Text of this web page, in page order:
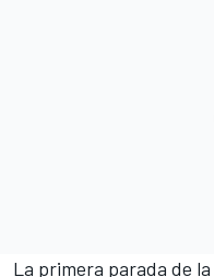
La primera parada de